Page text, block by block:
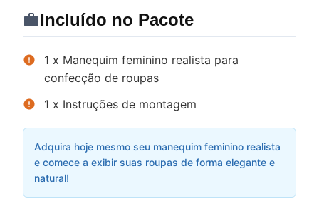
Incluído no Pacote
1 x Manequim feminino realista para
confecção de roupas
1 x Instruções de montagem
Adquira hoje mesmo seu manequim feminino realista
e comece a exibir suas roupas de forma elegante e
natural!